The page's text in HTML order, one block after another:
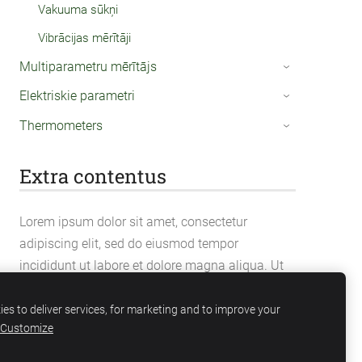
Vakuuma sūkņi
Vibrācijas mērītāji
Multiparametru mērītājs ›
Elektriskie parametri ›
Thermometers ›
Extra contentus
Lorem ipsum dolor sit amet, consectetur
adipiscing elit, sed do eiusmod tempor
incididunt ut labore et dolore magna aliqua. Ut
exercitation ullamco laboris nisi ut aliquip ex ea
commodo consequat.
to deliver services, for marketing and to improve your
Customize